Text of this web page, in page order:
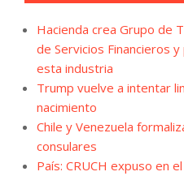
Hacienda crea Grupo de
de Servicios Financieros
esta industria
Trump vuelve a intentar
nacimiento
Chile y Venezuela
consulares
País: CRUCH expuso en